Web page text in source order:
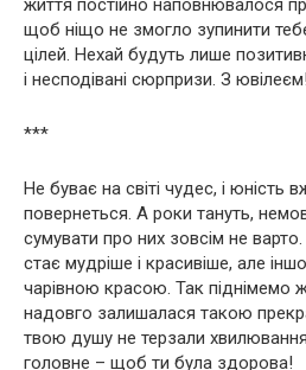
життя постійно наповнювалося
щоб ніщо не змогло зупинити
цілей. Нехай будуть лише
і несподівані сюрпризи. З ювілеєм!
***
Не буває на світі чудес, і юність
повернеться. А роки тануть,
сумувати про них зовсім не
стає мудріше і красивіше, але
чарівною красою. Так піднімемо
надовго залишалася такою
твою душу не терзали
головне – щоб ти була здорова!